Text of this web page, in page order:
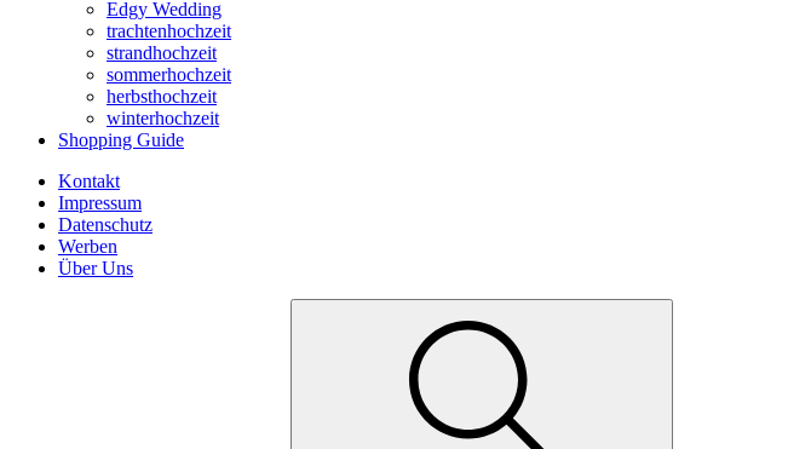
Edgy Wedding
trachtenhochzeit
strandhochzeit
sommerhochzeit
herbsthochzeit
winterhochzeit
Shopping Guide
Kontakt
Impressum
Datenschutz
Werben
Über Uns